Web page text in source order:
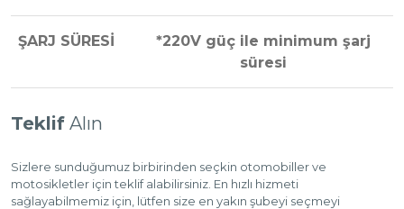
ŞARJ SÜRESİ
*220V güç ile minimum şarj
süresi
Teklif Alın
Sizlere sunduğumuz birbirinden seçkin otomobiller ve
motosikletler için teklif alabilirsiniz. En hızlı hizmeti
sağlayabilmemiz için, lütfen size en yakın şubeyi seçmeyi